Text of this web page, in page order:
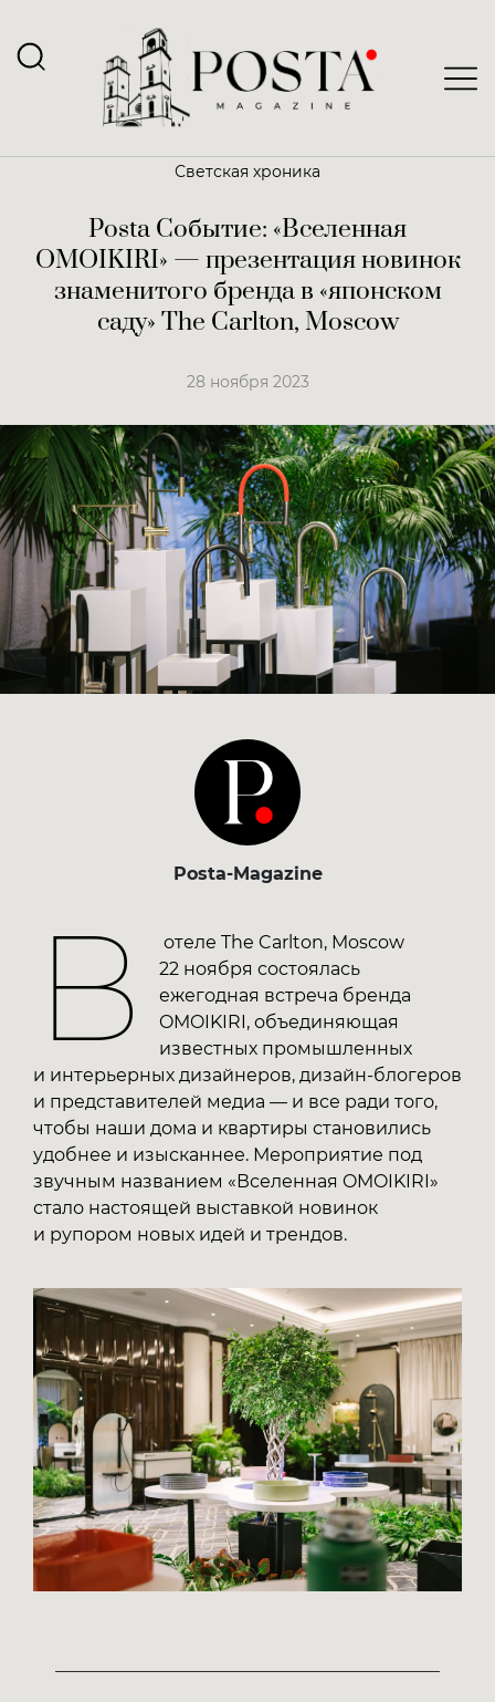
Светская хроника
Posta Событие: «Вселенная
OMOIKIRI» — презентация новинок
знаменитого бренда в «японском
саду» The Carlton, Moscow
28 ноября 2023
Posta-Magazine
В
отеле The Carlton, Moscow
22 ноября состоялась
ежегодная встреча бренда
OMOIKIRI, объединяющая
известных промышленных
и интерьерных дизайнеров, дизайн-блогеров
и представителей медиа — и все ради того,
чтобы наши дома и квартиры становились
удобнее и изысканнее. Мероприятие под
звучным названием «Вселенная OMOIKIRI»
стало настоящей выставкой новинок
и рупором новых идей и трендов.